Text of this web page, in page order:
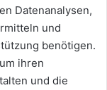
Datenanalysen,
und
benötigen.
ihren
und die